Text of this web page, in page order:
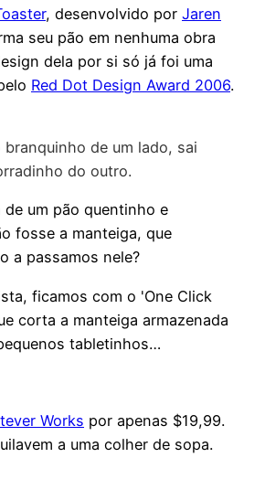
, desenvolvido por Jaren
seu pão em nenhuma obra
dela por si só já foi uma
Red Dot Design Award 2006.
branquinho de um lado, sai
do outro.
de um pão quentinho e
fosse a manteiga, que
a passamos nele?
ficamos com o 'One Click
corta a manteiga armazenada
tabletinhos…
Works por apenas $19,99.
a uma colher de sopa.